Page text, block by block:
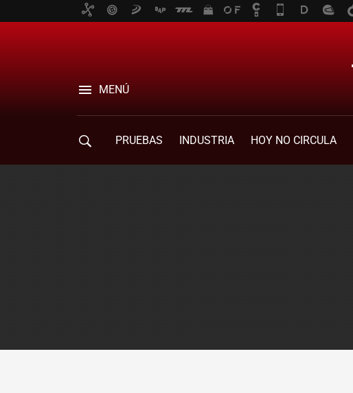
MENÚ
PRUEBAS INDUSTRIA HOY NO CIRCULA